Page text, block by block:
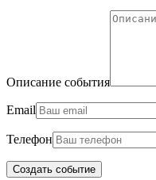
Описание события
Email
Телефон